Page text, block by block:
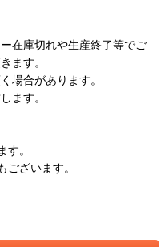
在庫切れや生産終了等でご
ます。
場合があります。
ます。
。
ざいます。